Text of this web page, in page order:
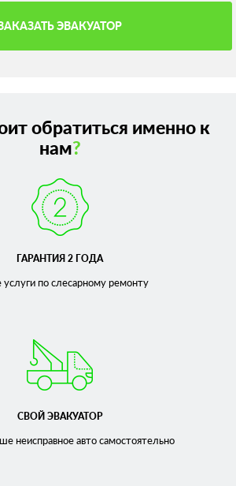
ЭВАКУАТОР
обратиться именно к
нам?
ГАРАНТИЯ 2 ГОДА
услуги по слесарномуремонту
СВОЙ ЭВАКУАТОР
неисправноеавто самостоятельно